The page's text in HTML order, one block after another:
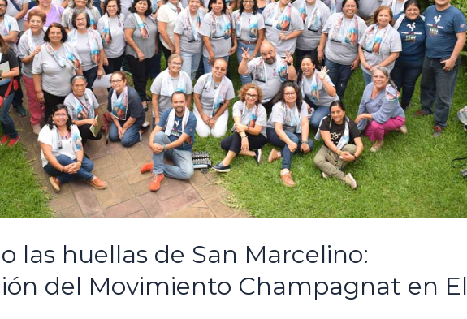
las huellas de San Marcelino:
del Movimiento Champagnat en El